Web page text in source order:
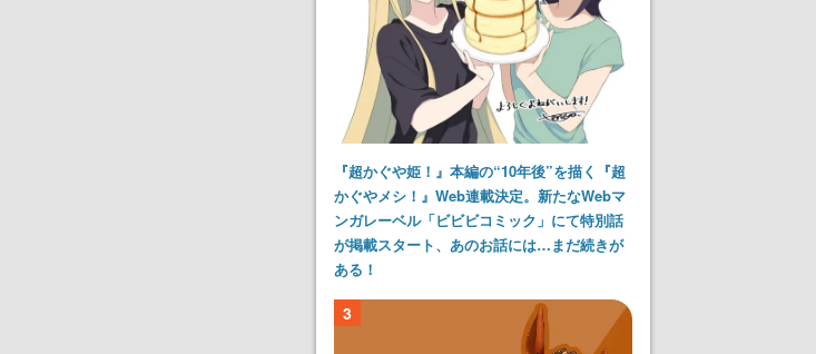
『超かぐや姫！』本編の“10年後”を描く『超
かぐやメシ！』Web連載決定。新たなWebマ
ンガレーベル「ビビビコミック」にて特別話
が掲載スタート、あのお話には…まだ続きが
ある！
3